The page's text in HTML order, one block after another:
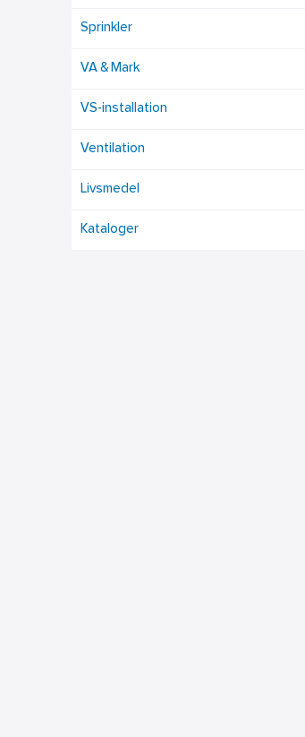
Sprinkler
VA & Mark
VS-installation
Ventilation
Livsmedel
Kataloger